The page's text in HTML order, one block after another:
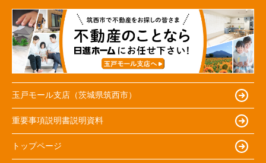
玉戸モール支店（茨城県筑西市）
重要事項説明書説明資料
トップページ